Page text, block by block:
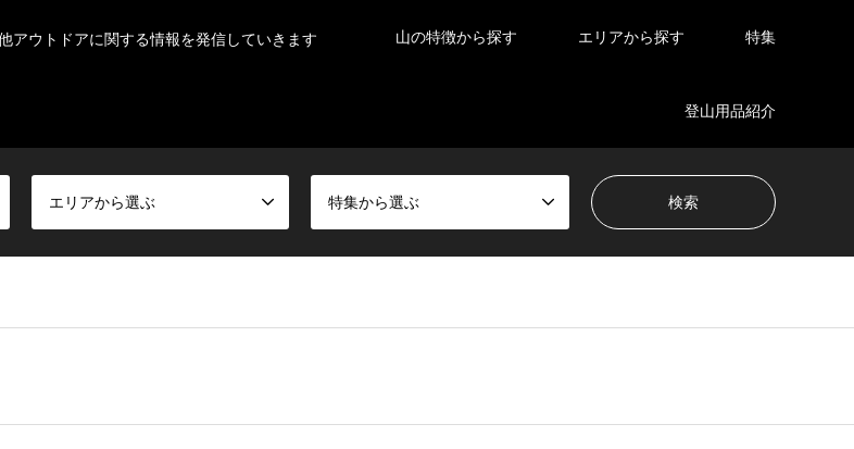
アウトドアに関する情報を発信していきます 山の特徴から探す エリアから探す 特集
登山用品紹介
エリアから選ぶ 特集から選ぶ